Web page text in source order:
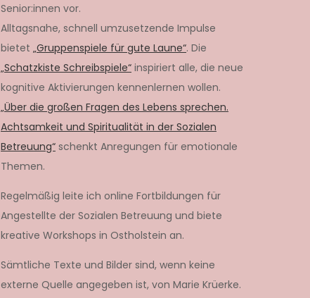
Senior:innen vor.
Alltagsnahe, schnell umzusetzende Impulse
bietet „Gruppenspiele für gute Laune“. Die
„Schatzkiste Schreibspiele“ inspiriert alle, die neue
kognitive Aktivierungen kennenlernen wollen.
„Über die großen Fragen des Lebens sprechen.
Achtsamkeit und Spiritualität in der Sozialen
Betreuung“ schenkt Anregungen für emotionale
Themen.
Regelmäßig leite ich online Fortbildungen für
Angestellte der Sozialen Betreuung und biete
kreative Workshops in Ostholstein an.
Sämtliche Texte und Bilder sind, wenn keine
externe Quelle angegeben ist, von Marie Krüerke.